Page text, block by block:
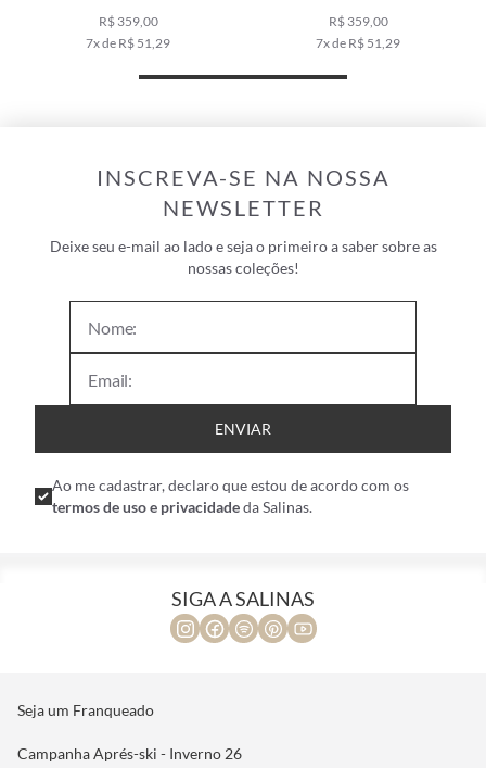
R$ 359,00
7x de R$ 51,29
R$ 459,00
9x de R$ 51,00
INSCREVA-SE NA NOSSA
NEWSLETTER
Deixe seu e-mail ao lado e seja o primeiro a saber sobre as
nossas coleções!
ENVIAR
Ao me cadastrar, declaro que estou de acordo com os
termos de uso e privacidadeda Salinas.
SIGA A SALINAS
Seja um Franqueado
Campanha Aprés-ski - Inverno 26